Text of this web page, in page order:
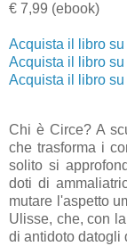
€ 7,99 (ebook)
Acquista il libro su
Acquista il libro
Acquista il libro su
Chi è Circe? A
che trasforma i
solito si
doti di
mutare l'aspetto
Ulisse, che, con
di antidoto datogli